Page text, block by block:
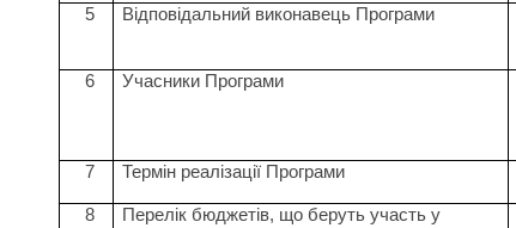
5 Відповідальний виконавець Програми
6 Учасники Програми
7 Термін реалізації Програми
8
Перелік бюджетів, що беруть участь у